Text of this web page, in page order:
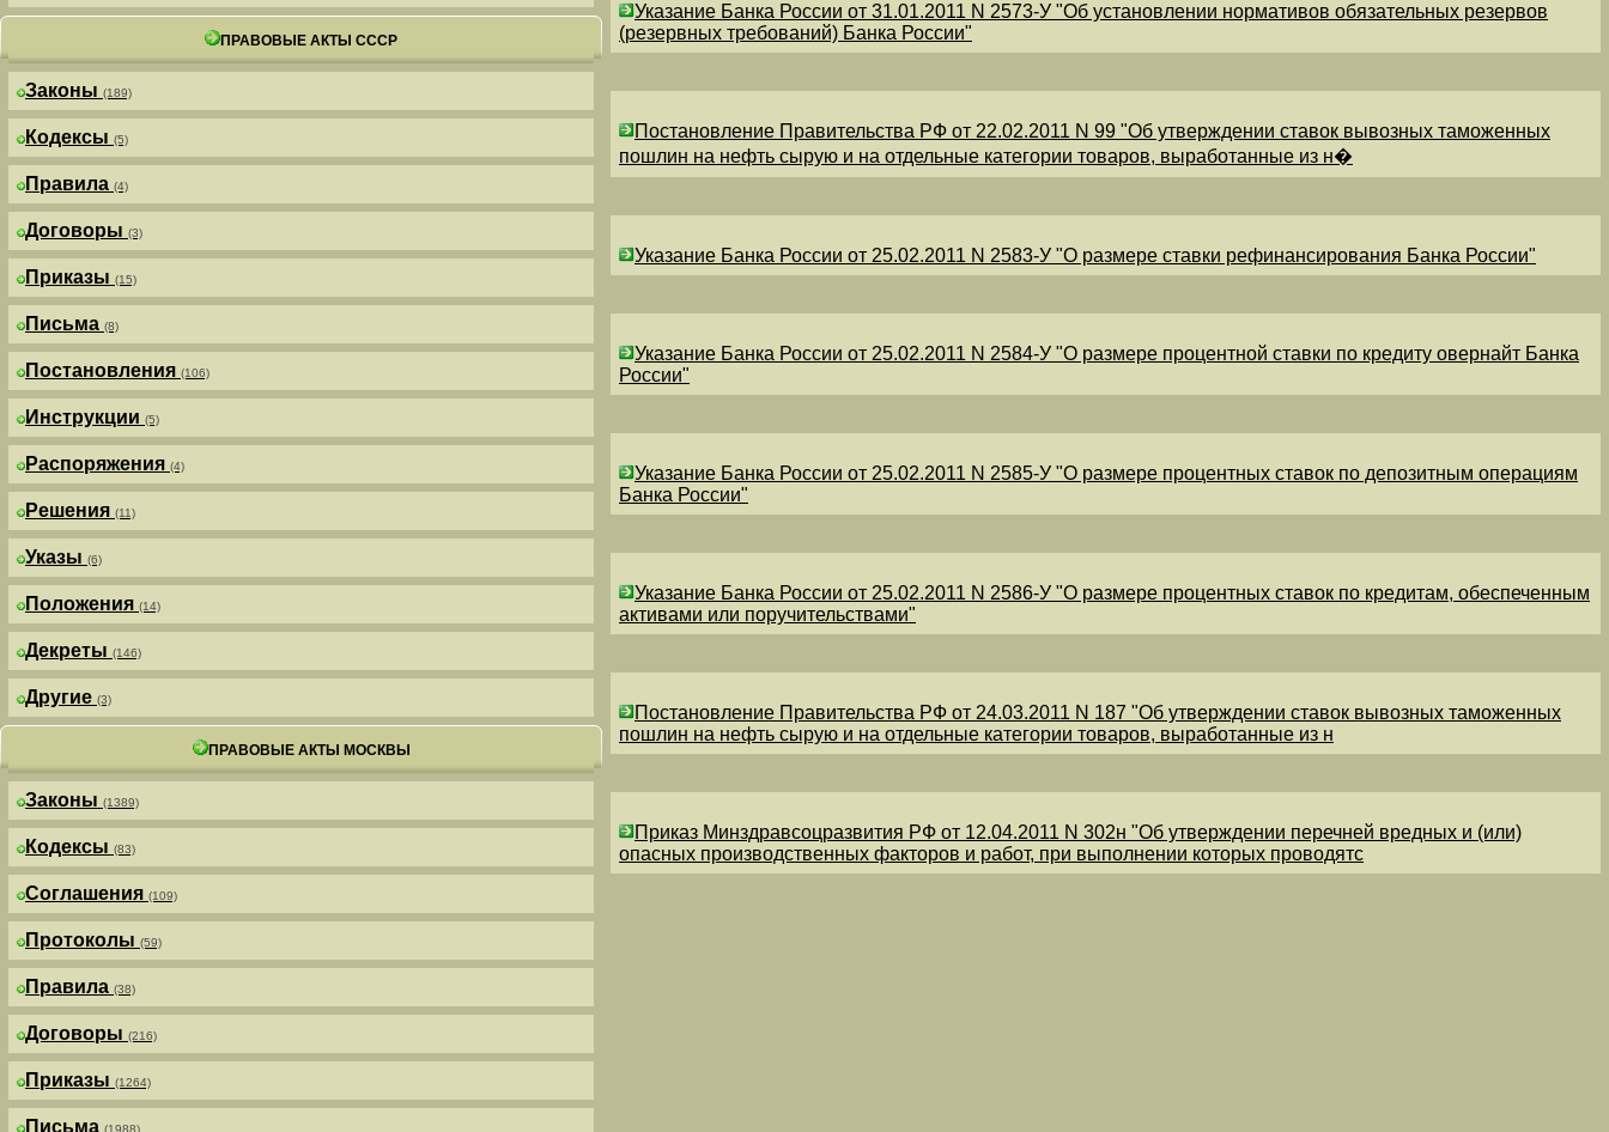
ПРАВОВЫЕ АКТЫ СССР
Законы (189)
Кодексы (5)
Правила (4)
Договоры (3)
Приказы (15)
Письма (8)
Постановления (106)
Инструкции (5)
Распоряжения (4)
Решения (11)
Указы (6)
Положения (14)
Декреты (146)
Другие (3)
ПРАВОВЫЕ АКТЫ МОСКВЫ
Законы (1389)
Кодексы (83)
Соглашения (109)
Протоколы (59)
Правила (38)
Договоры (216)
Приказы (1264)
Письма (1988)
Указание Банка России от 31.01.2011 N 2573-У "Об установлении нормативов обязательных резервов
(резервных требований) Банка России"
Постановление Правительства РФ от 22.02.2011 N 99 "Об утверждении ставок вывозных таможенных
пошлин на нефть сырую и на отдельные категории товаров, выработанные из н�
Указание Банка России от 25.02.2011 N 2583-У "О размере ставки рефинансирования Банка России"
Указание Банка России от 25.02.2011 N 2584-У "О размере процентной ставки по кредиту овернайт Банка
России"
Указание Банка России от 25.02.2011 N 2585-У "О размере процентных ставок по депозитным операциям
Банка России"
Указание Банка России от 25.02.2011 N 2586-У "О размере процентных ставок по кредитам, обеспеченным
активами или поручительствами"
Постановление Правительства РФ от 24.03.2011 N 187 "Об утверждении ставок вывозных таможенных
пошлин на нефть сырую и на отдельные категории товаров, выработанные из н
Приказ Минздравсоцразвития РФ от 12.04.2011 N 302н "Об утверждении перечней вредных и (или)
опасных производственных факторов и работ, при выполнении которых проводятс